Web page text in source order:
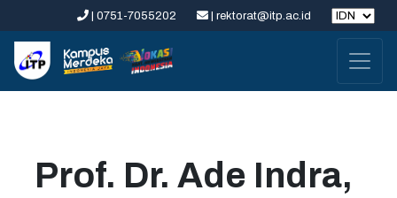
| 0751-7055202 | rektorat@itp.ac.id
Prof. Dr. Ade Indra,